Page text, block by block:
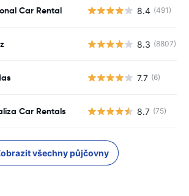
Car Rental 8.4 (491)
8.3 (8807)
7.7 (6)
Car Rentals 8.7 (75)
všechny půjčovny